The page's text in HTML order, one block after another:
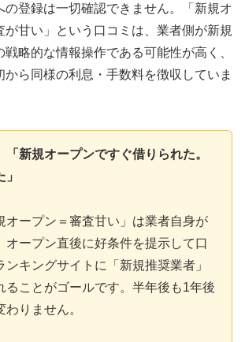
の登録は一切確認できません。「新規オ
が甘い」という口コミは、業者側が新規
略的な情報操作である可能性が高く、
から同様の利息・手数料を徴収していま
「新規オープンですぐ借りられた。
オープン＝審査甘い」は業者自身が
オープン直後に好条件を提示して口
ンキングサイトに「新規推奨業者」
ることがゴールです。半年後も1年後
わりません。